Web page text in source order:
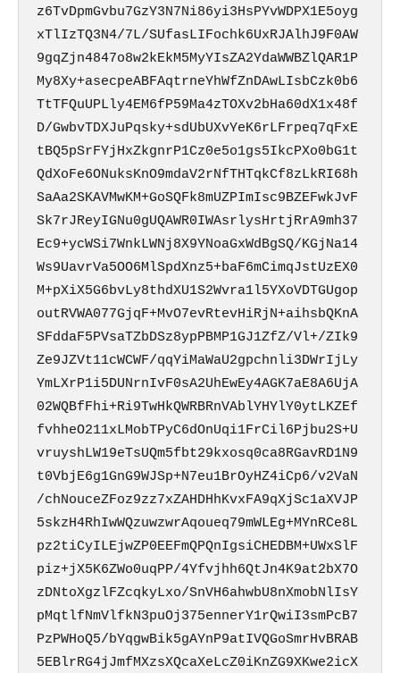
z6TvDpmGvbu7GzY3N7Ni86yi3HsPYvWDPX1E5oyg
xTlIzTQ3N4/7L/SUfasLIFochk6UxRJAlhJ9F0AW
9gqZjn4847o8w2kEkM5MyYIsZA2YdaWWBZlQAR1P
My8Xy+asecpeABFAqtrneYhWfZnDAwLIsbCzk0b6
TtTFQuUPLly4EM6fP59Ma4zTOXv2bHa60dX1x48f
D/GwbvTDXJuPqsky+sdUbUXvYeK6rLFrpeq7qFxE
tBQ5pSrFYjHxZkgnrP1Cz0e5o1gs5IkcPXo0bG1t
QdXoFe6ONuksKnO9mdaV2rNfTHTqkCf8zLkRI68h
SaAa2SKAVMwKM+GoSQFk8mUZPImIsc9BZEFwkJvF
Sk7rJReyIGNu0gUQAWR0IWAsrlysHrtjRrA9mh37
Ec9+ycWSi7WnkLWNj8X9YNoaGxWdBgSQ/KGjNa14
Ws9UavrVa5OO6MlSpdXnz5+baF6mCimqJstUzEX0
M+pXiX5G6bvLy8thdXU1S2Wvra1l5YXoVDTGUgop
outRVWA077GjqF+MvO7evRtevHiRjN+aihsbQKnA
SFddaF5PVsaTZbDSz8ypPBMP1GJ1ZfZ/Vl+/ZIk9
Ze9JZVt11cWCWF/qqYiMaWaU2gpchnli3DWrIjLy
YmLXrP1i5DUNrnIvF0sA2UhEwEy4AGK7aE8A6UjA
02WQBfFhi+Ri9TwHkQWRBRnVAblYHYlY0ytLKZEf
fvhheO211xLMobTPyC6dOnUqi1FrCil6Pjbu2S+U
vruyshLW19eTsUQm5fbt29kxosq0ca8RGavRD1N9
t0VbjE6g1GnG9WJSp+N7eu1BrOyHZ4iCp6/v2VaN
/chNouceZFoz9zz7xZAHDHhKvxFA9qXjSc1aXVJP
5skzH4RhIwWQzuwzwrAqoueq79mWLEg+MYnRCe8L
pz2tiCyILEjwZP0EEFmQPQnIgsiCHEDBM+UWxSlF
piz+jX5K6ZWo0uqPP/4Yfvjhh6QtJn4K9at2bX7O
zDNtoXgzlFZcqkyLxo/SnVH6ahwbU8nXmobNlIsY
pMqtlfNmVlfkN3puOj375ennerY1rQwiI3smPcB7
PzPWHoQ5/bYqgwBik5gAYnP9atIVQGoSmrHvBRAB
5EBlrRG4jJmfMXzsXQcaXeLcZ0iKnZG9XKwe2icX